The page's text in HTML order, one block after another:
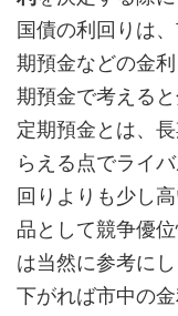
国債の利回りは
期預金などの金
期預金で考える
定期預金とは、
らえる点でライ
回りよりも少し
品として競争優
は当然に参考に
下がれば市中の